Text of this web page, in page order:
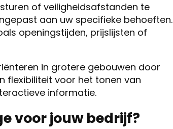
of veiligheidsafstanden te
aan uw specifieke behoeften.
openingstijden, prijslijsten of
in grotere gebouwen door
flexibiliteit voor het tonen van
informatie.
voor jouw bedrijf?